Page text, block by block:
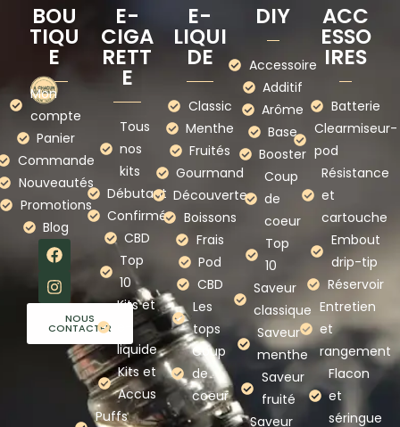
BOU
TIQU
E
Mon
compte
Panier
Commande
Nouveautés
Promotions
Blog
NOUS
CONTACTER
E-
CIGA
RETT
E
Tous
nos
kits
Débutant
Confirmé
CBD
Top
10
Kits et
liquide
Kits et
Accus
Puffs
E-
LIQUI
DE
Classic
Menthe
Fruités
Gourmand
Découverte
Boissons
Frais
Pod
CBD
Les
tops
Coup
de
coeur
DIY
Accessoire
Additif
Arôme
Base
Booster
Coup
de
coeur
Top
10
Saveur
classique
Saveur
menthe
Saveur
fruité
Saveur
ACC
ESSO
IRES
Batterie
Clearmiseur-
pod
Résistance
et
cartouche
Embout
drip-tip
Réservoir
Entretien
et
rangement
Flacon
et
séringue